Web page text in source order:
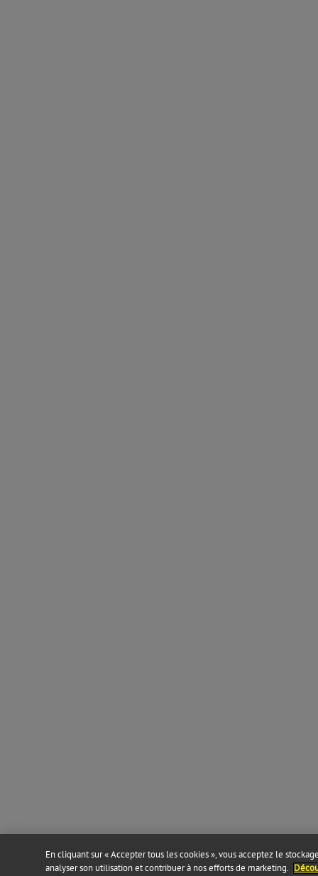
En cliquant sur « Accepter tous les cookies », vous acceptez le
analyser son utilisation et contribuer à nos efforts de marketing.